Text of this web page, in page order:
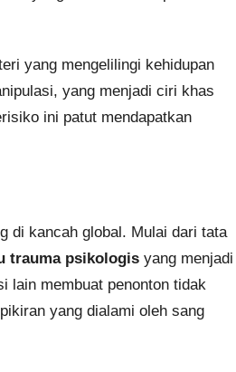
yang mengelilingi kehidupan
yang menjadi ciri khas
ini patut mendapatkan
di kancah global. Mulai dari tata
trauma psikologis yang menjadi
lain membuat penonton tidak
yang dialami oleh sang